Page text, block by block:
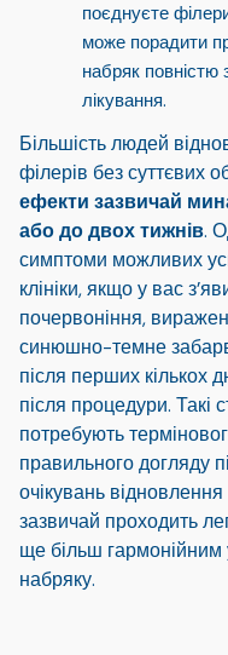
поєднуєте
може порадити
набряк повністю
лікування.
Більшість людей
філерів без суттєвих
ефекти зазвичай
або до двох тижнів.
симптоми можливих
клініки, якщо у вас
почервоніння,
синюшно-темне
після перших кількох
після процедури. Такі
потребують
правильного догляду
очікувань
зазвичай проходить
ще більш
набряку.